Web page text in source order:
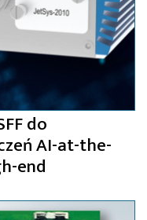
do
AI-at-the-
end